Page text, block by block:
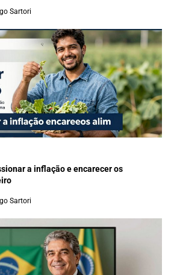
Sartori
a inflação e encarecer os
Sartori